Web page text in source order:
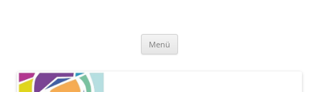
Menü